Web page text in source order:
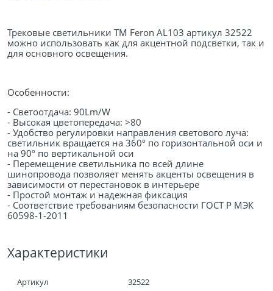
Трековые светильники ТМ Feron AL103 артикул 32522
можно использовать как для акцентной подсветки, так и
для основного освещения.
Особенности:
- Светоотдача: 90Lm/W
- Высокая цветопередача: >80
- Удобство регулировки направления светового луча:
светильник вращается на 360º по горизонтальной оси и
на 90º по вертикальной оси
- Перемещение светильника по всей длине
шинопровода позволяет менять акценты освещения в
зависимости от перестановок в интерьере
- Простой монтаж и надежная фиксация
- Соответствие требованиям безопасности ГОСТ Р МЭК
60598-1-2011
Характеристики
Артикул
32522